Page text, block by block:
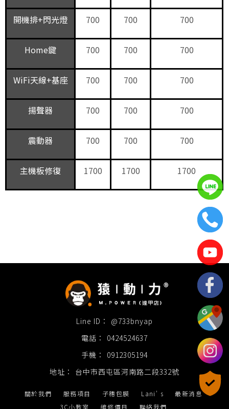
開機排+閃光燈 700 700 700
Home鍵 700 700 700
WiFi天線+基座 700 700 700
揚聲器 700 700 700
震動器 700 700 700
主機板修復 1700 1700 1700
@733bnyap
0424524637
0912305194
台中市西屯區河南路二段332號
關於我們 服務項目 子穗包膜 Lani' s
最新消息
3C小教室
維修價目 聯絡我們